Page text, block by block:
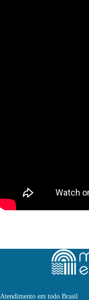
Atendimento em todo Brasil